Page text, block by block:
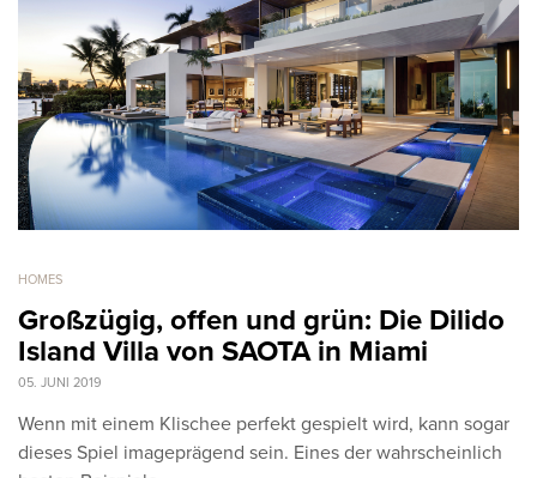
HOMES
Großzügig, offen und grün: Die Dilido
Island Villa von SAOTA in Miami
05. JUNI 2019
Wenn mit einem Klischee perfekt gespielt wird, kann sogar
dieses Spiel imageprägend sein. Eines der wahrscheinlich